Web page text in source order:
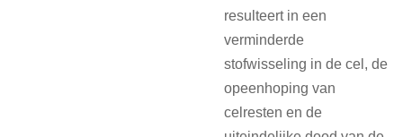
resulteert in een
verminderde
stofwisseling in de cel, de
opeenhoping van
celresten en de